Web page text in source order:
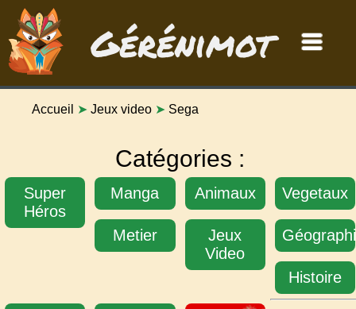
Gérénimot
Accueil ➤ Jeux video ➤ Sega
Catégories :
Super
Héros
Manga Animaux Vegetaux
Metier
Jeux
Video
Histoire